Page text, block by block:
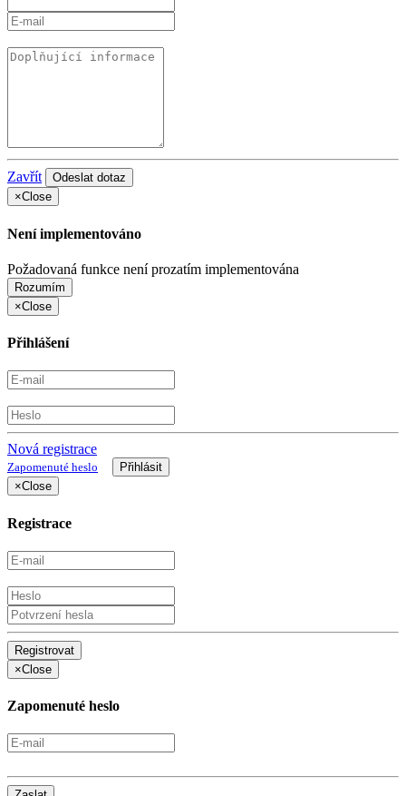
Zavřít
×Close
Není implementováno
Požadovaná funkce není prozatím implementována
Rozumím
×Close
Přihlášení
Nová registrace
Zapomenuté heslo
×Close
Registrace
×Close
Zapomenuté heslo